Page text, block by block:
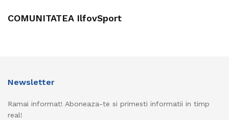
COMUNITATEA IlfovSport
Newsletter
Ramai informat! Aboneaza-te si primesti informatii in timp
real!